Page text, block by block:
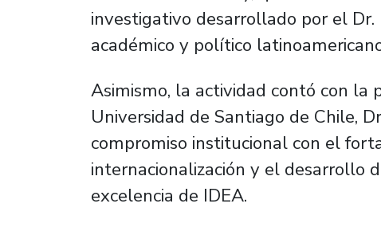
investigativo desarrollado por el
académico y político
Asimismo, la actividad contó con la
Universidad de Santiago de Chile,
compromiso institucional con el
internacionalización y el desarrollo
excelencia de IDEA.